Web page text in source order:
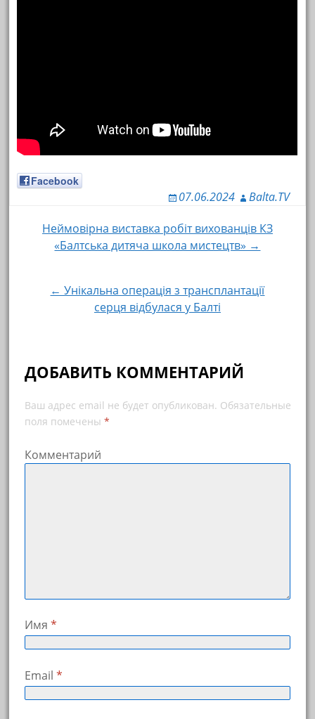
Facebook
07.06.2024 Balta.TV
Навигация по записям
Неймовірна виставка робіт вихованців КЗ
«Балтська дитяча школа мистецтв» →
← Унікальна операція з трансплантації
серця відбулася у Балті
ДОБАВИТЬ КОММЕНТАРИЙ
Ваш адрес email не будет опубликован. Обязательные
поля помечены *
Комментарий
Имя *
Email *